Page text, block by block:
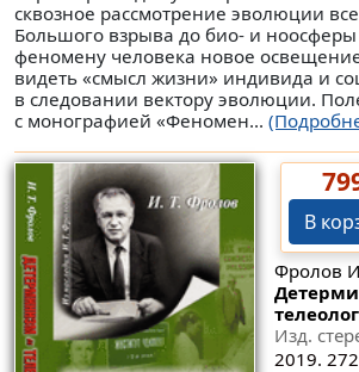
сквозное рассмотрение эволюции
Большого взрыва до био- и
феномену человека новое
видеть «смысл жизни» индивида и
в следовании вектору эволюции.
с монографией «Феномен...
В
Фролов
Изд.
2019.